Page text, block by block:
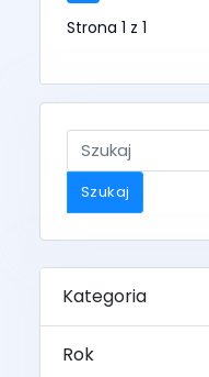
Strona 1 z 1
Szukaj
Kategoria
Rok